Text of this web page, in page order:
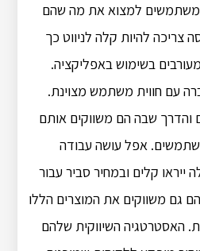
למצוא את מה שהם
צריכה להיות קלה לניווט כך
בשימוש באפליקציה.
עם חווית משתמש מצוינת.
והדרך שבה הם משווקים אותם
אפל עושה עבודה
קלים ובמחיר סביר עבור
גם משווקים את המוצרים הללו
האסטרטגיה השיווקית שלהם